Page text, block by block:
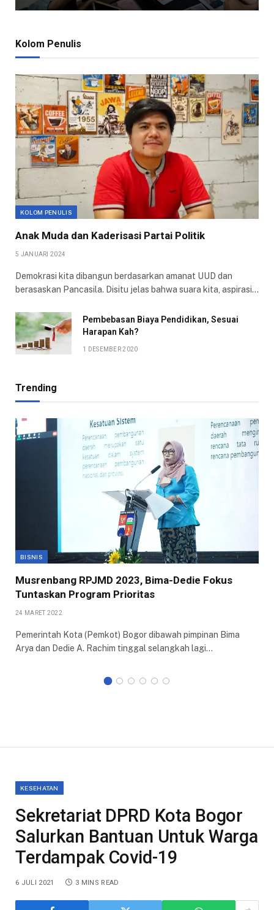
Kolom Penulis
KOLOM PENULIS
Anak Muda dan Kaderisasi Partai Politik
5 JANUARI 2024
Demokrasi kita dibangun berdasarkan amanat UUD dan
berasaskan Pancasila. Disitu jelas bahwa suara kita, aspirasi…
Pembebasan Biaya Pendidikan, Sesuai
Harapan Kah?
1 DESEMBER 2020
Trending
BISNIS
Musrenbang RPJMD 2023, Bima-Dedie Fokus
Tuntaskan Program Prioritas
24 MARET 2022
Pemerintah Kota (Pemkot) Bogor dibawah pimpinan Bima
Arya dan Dedie A. Rachim tinggal selangkah lagi…
KESEHATAN
Sekretariat DPRD Kota Bogor
Salurkan Bantuan Untuk Warga
Terdampak Covid-19
6 JULI 2021 3 MINS READ